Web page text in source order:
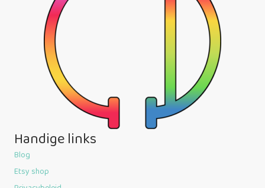
Handige links
Blog
Etsy shop